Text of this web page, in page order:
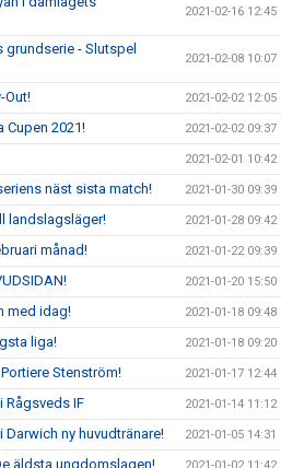
2021-02-16 12:45
grundserie - Slutspel
2021-02-08 10:07
Out! 2021-02-02 12:05
Cupen 2021! 2021-02-02 09:37
2021-02-01 10:42
näst sista match! 2021-01-30 09:39
landslagsläger! 2021-01-28 09:42
månad! 2021-01-22 09:39
2021-01-20 15:50
med idag! 2021-01-18 09:48
liga! 2021-01-18 09:20
Stenström! 2021-01-17 12:44
Rågsveds IF 2021-01-14 11:12
ny huvudtränare! 2021-01-05 14:31
äldsta ungdomslagen!